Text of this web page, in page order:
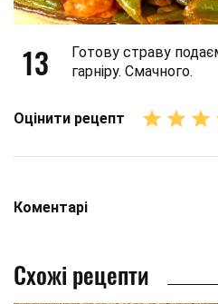
13
Готову страву
гарніру. Смачного.
Оцінити рецепт
Коментарі
Схожі рецепти